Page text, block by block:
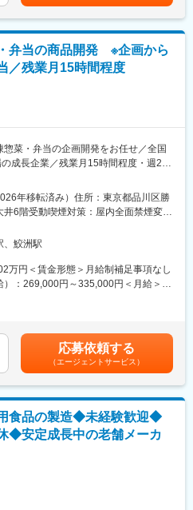
休の場合あり）ですが、昨年度の有給
は120日を平均で休まれる方が多いで
は4.25時間）◎
ートとの両立が取りやすい環境
る◎など、ライフステージが変わっ
ます。
業務
ントやリーダーポジションとして現場
可能です。
心に業務を覚えていただき、習得頂
づつ進めていただきます。
(650万～750万)とキャリアアップが
各食品部門を兼務し店長という形で勤
いキャリア選択が可能となります。
度で昇格している方もいらっしゃいま
トの特徴として製造小売業となる為オ
が直接お客様から評価される
・開発することが可能
ほとんど例がない自社工場で作るオリ
て店舗展開。スーパーマーケットに
いる企業が限られております。
体制。レジは常に3名体制で実施。商
弁当の商品開発 ※企画から
／残業月15時間程度
惣菜・弁当の企画開発をお任せ／全国
成長企業／残業月15時間程度・週2～
先企業の販売課題に対し、市場調査か
までを一貫して担当します。メーカー
ら、安全性・品質・コストのバラン
惣菜・弁当商品を市場へ届けるポジシ
ピ試作・改良
との調整
ーション
業務
主任を含む計7名体制です。30代～
年移転済み）住所：東京都品川区勝
6階受動喫煙対策：屋内全面禁煙変更
（リモートワーク含む）
、鮫洲駅
万円＜賃金形態＞月給制補足事項なし
）：269,000円～335,000円＜月給＞
■賞与：年2回（6月・12月※行動力や
勢を評価し、年2回の査定で給与に反
金額であり、選考を通じて上下する
額)は固定手当を含めた表記です。
応募依頼する
（エージェントサービス）
食品の製造◆未経験歓迎◆
◆安定成長中の老舗メーカ